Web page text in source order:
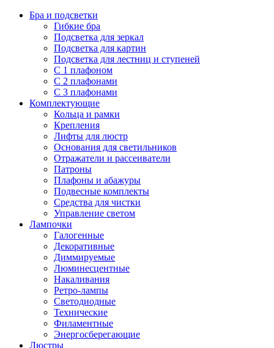
Бра и подсветки
Гибкие бра
Подсветка для зеркал
Подсветка для картин
Подсветка для лестниц и ступеней
С 1 плафоном
С 2 плафонами
С 3 плафонами
Комплектующие
Кольца и рамки
Крепления
Лифты для люстр
Основания для светильников
Отражатели и рассеиватели
Патроны
Плафоны и абажуры
Подвесные комплекты
Средства для чистки
Управление светом
Лампочки
Галогенные
Декоративные
Диммируемые
Люминесцентные
Накаливания
Ретро-лампы
Светодиодные
Технические
Филаментные
Энергосберегающие
Люстры